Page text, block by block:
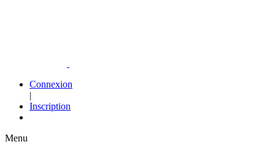
Connexion
|
Inscription
Menu